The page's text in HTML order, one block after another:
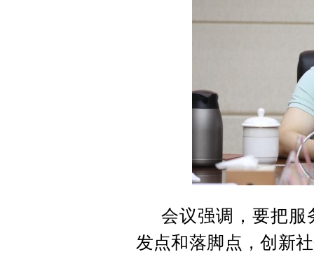
会议强调，要把服
发点和落脚点，创新